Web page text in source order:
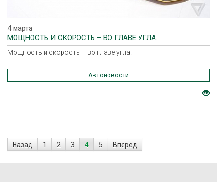
4 марта
МОЩНОСТЬ И СКОРОСТЬ – ВО ГЛАВЕ УГЛА.
Мощность и скорость – во главе угла.
Автоновости
Назад 1 2 3 4 5 Вперед